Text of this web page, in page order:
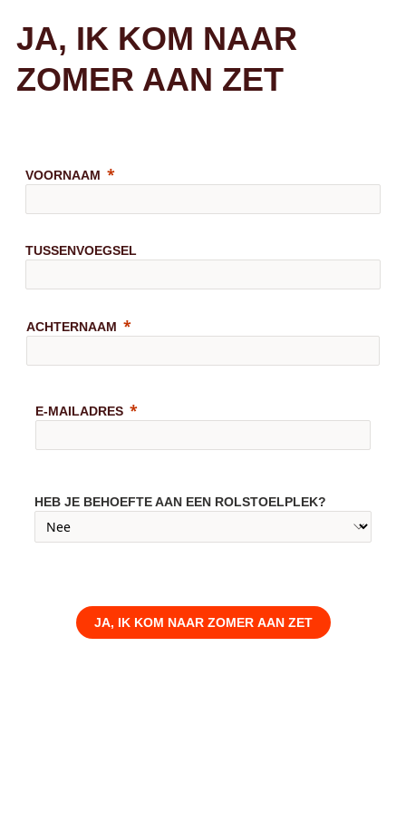
JA, IK KOM NAAR
ZOMER AAN ZET
VOORNAAM
TUSSENVOEGSEL
ACHTERNAAM
E-MAILADRES
HEB JE BEHOEFTE AAN EEN ROLSTOELPLEK?
JA, IK KOM NAAR ZOMER AAN ZET